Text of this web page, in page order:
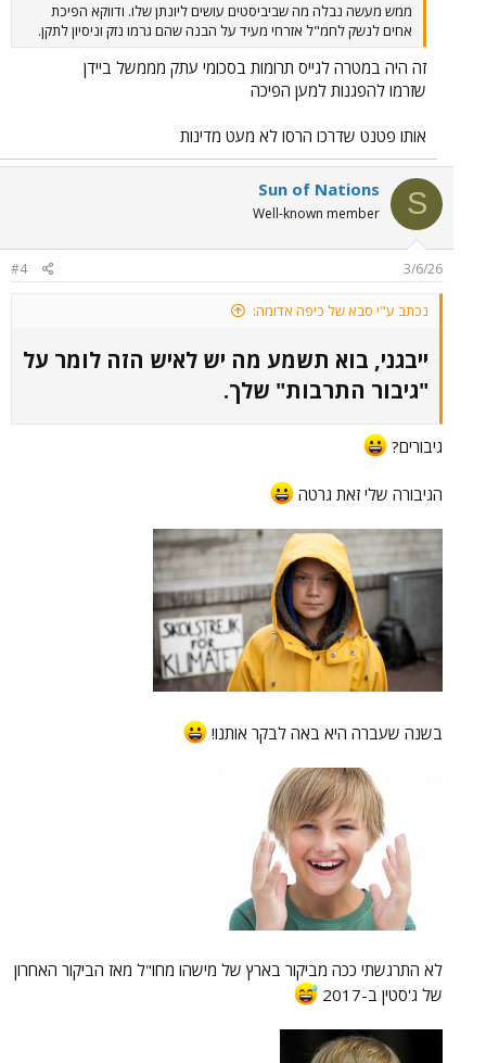
ממש מעשה נבלה מה שביביסטים עושים ליונתן שלו. ודווקא הפיכת
אחים לנשק לחמ"ל אזרחי מעיד על הבנה שהם גרמו נזק וניסיון לתקן.
זה היה במטרה לגייס תרומות בסכומי עתק מממשל ביידן
שזרמו להפגנות למען הפיכה
אותו פטנט שדרכו הרסו לא מעט מדינות
S
Sun of Nations
Well-known member
3/6/26
#4
נכתב ע"י סבא של כיפה אדומה:
ייבגני, בוא תשמע מה יש לאיש הזה לומר על
"גיבור התרבות" שלך.​
גיבורים?
הגיבורה שלי זאת גרטה
בשנה שעברה היא באה לבקר אותנו!
לא התרגשתי ככה מביקור בארץ של מישהו מחו"ל מאז הביקור האחרון
של ג'סטין ב-2017